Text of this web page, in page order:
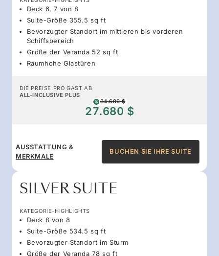
Deck 6, 7 von 8
Suite-Größe 355.5 sq ft
Bevorzugter Standort im mittleren bis vorderen
Schiffsbereich
Größe der Veranda 52 sq ft
Raumhohe Glastüren
DIE PREISE PRO GAST AB
ALL-INCLUSIVE PLUS
34.600 $
27.680 $
AUSSTATTUNG &
MERKMALE
BUCHEN SIE IHRE SUITE
SILVER SUITE
KATEGORIE-HIGHLIGHTS
Deck 8 von 8
Suite-Größe 534.5 sq ft
Bevorzugter Standort im Sturm
Größe der Veranda 78 sq ft